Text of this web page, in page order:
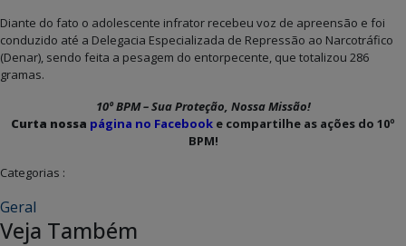
Diante do fato o adolescente infrator recebeu voz de apreensão e foi
conduzido até a Delegacia Especializada de Repressão ao Narcotráfico
(Denar), sendo feita a pesagem do entorpecente, que totalizou 286
gramas.
10º BPM – Sua Proteção, Nossa Missão!
Curta nossa página no Facebook e compartilhe as ações do 10º
BPM!
Categorias :
Geral
Veja Também